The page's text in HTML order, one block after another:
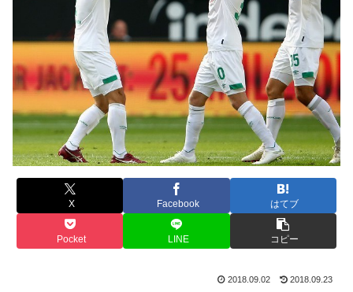
X Facebook はてブ
Pocket LINE コピー
2018.09.02 2018.09.23